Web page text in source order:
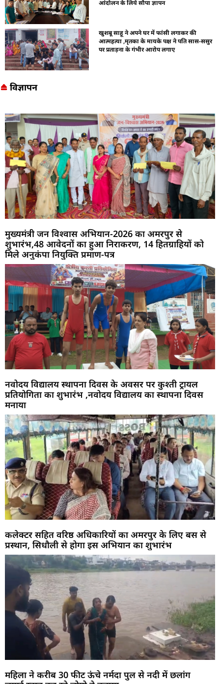
आंदोलन के लिये सौपा ज्ञापन
खुशबू साहू ने अपने घर में फांसी लगाकर की
आत्महत्या ,मृतका के मायके पक्ष ने पति सास-ससुर
पर प्रताड़ना के गंभीर आरोप लगाए
विज्ञापन
मुख्यमंत्री जन विश्वास अभियान-2026 का अमरपुर से
शुभारंभ,48 आवेदनों का हुआ निराकरण, 14 हितग्राहियों को
मिले अनुकंपा नियुक्ति प्रमाण-पत्र
नवोदय विद्यालय स्थापना दिवस के अवसर पर कुश्ती ट्रायल
प्रतियोगिता का शुभारंभ ,नवोदय विद्यालय का स्थापना दिवस
मनाया
कलेक्टर सहित वरिष्ठ अधिकारियों का अमरपुर के लिए बस से
प्रस्थान, सिधौली से होगा इस अभियान का शुभारंभ
महिला ने करीब 30 फीट ऊंचे नर्मदा पुल से नदी में छलांग